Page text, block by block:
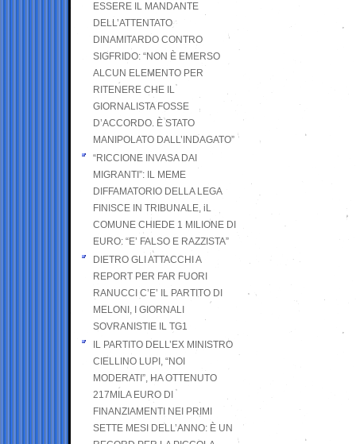
ESSERE IL MANDANTE
DELL’ATTENTATO
DINAMITARDO CONTRO
SIGFRIDO: “NON È EMERSO
ALCUN ELEMENTO PER
RITENERE CHE IL
GIORNALISTA FOSSE
D’ACCORDO. È STATO
MANIPOLATO DALL’INDAGATO”
“RICCIONE INVASA DAI
MIGRANTI”: IL MEME
DIFFAMATORIO DELLA LEGA
FINISCE IN TRIBUNALE, iL
COMUNE CHIEDE 1 MILIONE DI
EURO: “E’ FALSO E RAZZISTA”
DIETRO GLI ATTACCHI A
REPORT PER FAR FUORI
RANUCCI C’E’ IL PARTITO DI
MELONI, I GIORNALI
SOVRANISTIE IL TG1
IL PARTITO DELL’EX MINISTRO
CIELLINO LUPI, “NOI
MODERATI”, HA OTTENUTO
217MILA EURO DI
FINANZIAMENTI NEI PRIMI
SETTE MESI DELL’ANNO: È UN